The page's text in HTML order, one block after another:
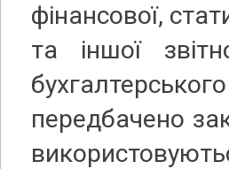
фінансової,
та іншої
передбачено